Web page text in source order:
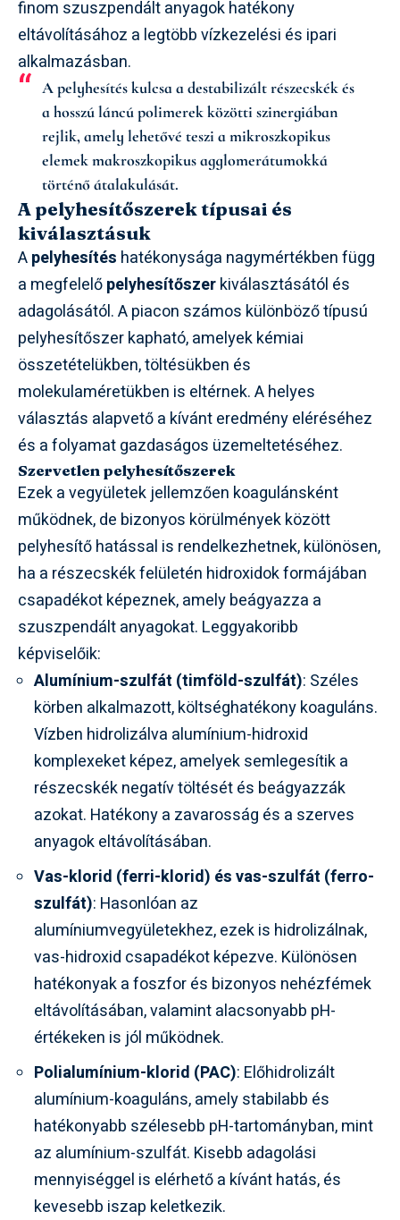
finom szuszpendált anyagok hatékony
eltávolításához a legtöbb vízkezelési és ipari
alkalmazásban.
A pelyhesítés kulcsa a destabilizált részecskék és
a hosszú láncú polimerek közötti szinergiában
rejlik, amely lehetővé teszi a mikroszkopikus
elemek makroszkopikus agglomerátumokká
történő átalakulását.
A pelyhesítőszerek típusai és
kiválasztásuk
Apelyhesítés hatékonysága nagymértékben függ
a megfelelőpelyhesítőszerkiválasztásától és
adagolásától. A piacon számos különböző típusú
pelyhesítőszer kapható, amelyek kémiai
összetételükben, töltésükben és
molekulaméretükben is eltérnek. A helyes
választás alapvető a kívánt eredmény eléréséhez
és a folyamat gazdaságos üzemeltetéséhez.
Szervetlen pelyhesítőszerek
Ezek a vegyületek jellemzően koagulánsként
működnek, de bizonyos körülmények között
pelyhesítő hatással is rendelkezhetnek, különösen,
ha a részecskék felületén hidroxidok formájában
csapadékot képeznek, amely beágyazza a
szuszpendált anyagokat. Leggyakoribb
képviselőik:
Alumínium-szulfát (timföld-szulfát): Széles
körben alkalmazott, költséghatékony koaguláns.
Vízben hidrolizálva alumínium-hidroxid
komplexeket képez, amelyek semlegesítik a
részecskék negatív töltését és beágyazzák
azokat. Hatékony a zavarosság és a szerves
anyagok eltávolításában.
Vas-klorid (ferri-klorid) és vas-szulfát (ferro-
szulfát): Hasonlóan az
alumíniumvegyületekhez, ezek is hidrolizálnak,
vas-hidroxid csapadékot képezve. Különösen
hatékonyak a foszfor és bizonyos nehézfémek
eltávolításában, valamint alacsonyabb pH-
értékeken is jól működnek.
Polialumínium-klorid (PAC): Előhidrolizált
alumínium-koaguláns, amely stabilabb és
hatékonyabb szélesebb pH-tartományban, mint
az alumínium-szulfát. Kisebb adagolási
mennyiséggel is elérhető a kívánt hatás, és
kevesebb iszap keletkezik.